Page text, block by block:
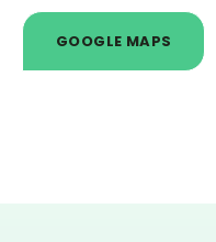
GOOGLE MAPS